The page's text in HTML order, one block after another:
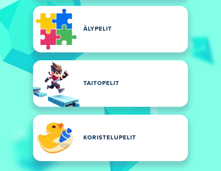
ÄLYPELIT
TAITOPELIT
KORISTELUPELIT